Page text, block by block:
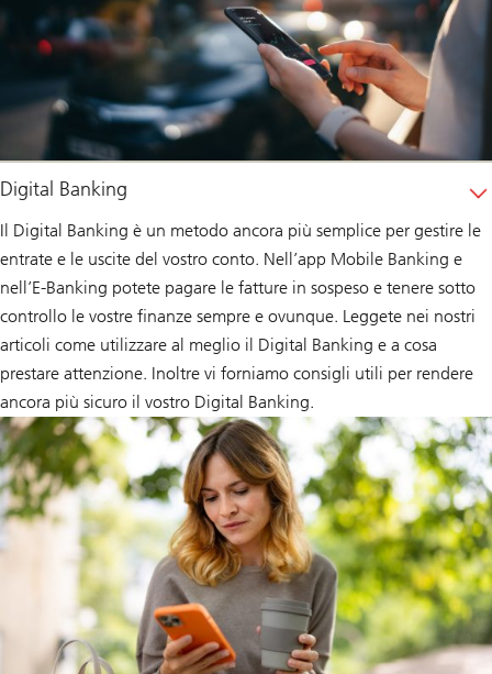
Digital Banking
Il Digital Banking è un metodo ancora più semplice per gestire le
entrate e le uscite del vostro conto. Nell’app Mobile Banking e
nell’E-Banking potete pagare le fatture in sospeso e tenere sotto
controllo le vostre finanze sempre e ovunque. Leggete nei nostri
articoli come utilizzare al meglio il Digital Banking e a cosa
prestare attenzione. Inoltre vi forniamo consigli utili per rendere
ancora più sicuro il vostro Digital Banking.